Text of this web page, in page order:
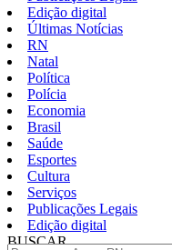
Edição digital
Últimas Notícias
RN
Natal
Política
Polícia
Economia
Brasil
Saúde
Esportes
Cultura
Serviços
Publicações Legais
Edição digital
BUSCAR